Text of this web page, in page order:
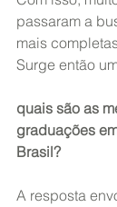
passaram a
mais
Surge então
quais são as
graduações
Brasil?
A resposta